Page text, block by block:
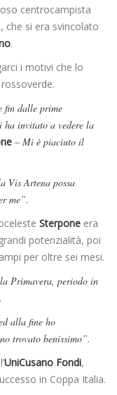
centrocampista
che si era svincolato
.
i motivi che lo
fin dalle prime
ha invitato a vedere la
– Mi è piaciuto il
Vis Artena possa
me”.
Sterpone era
potenzialità, poi
per oltre sei mesi.
Primavera, periodo in
alla fine ho
trovato benissimo”.
UniCusano Fondi,
in Coppa Italia.